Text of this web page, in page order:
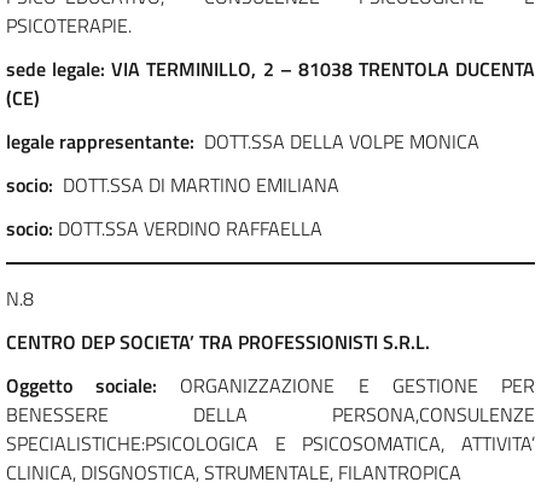
PSICOTERAPIE.
sede legale:VIA TERMINILLO, 2 – 81038 TRENTOLA DUCENTA
(CE)
legale rappresentante: DOTT.SSA DELLA VOLPE MONICA
socio: DOTT.SSA DI MARTINO EMILIANA
socio: DOTT.SSA VERDINO RAFFAELLA
N.8
CENTRO DEP SOCIETA’ TRA PROFESSIONISTI S.R.L.
Oggetto sociale: ORGANIZZAZIONE E GESTIONE PER
BENESSERE DELLA PERSONA,CONSULENZE
SPECIALISTICHE:PSICOLOGICA E PSICOSOMATICA, ATTIVITA’
CLINICA, DISGNOSTICA, STRUMENTALE, FILANTROPICA